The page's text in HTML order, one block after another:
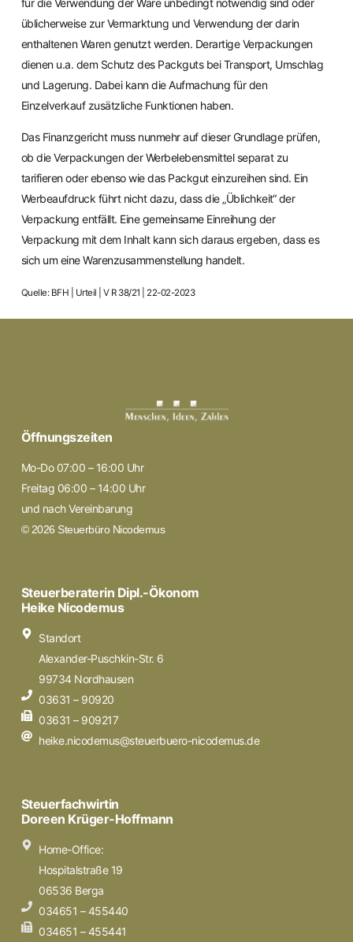
für die Verwendung der Ware unbedingt notwendig sind oder
üblicherweise zur Vermarktung und Verwendung der darin
enthaltenen Waren genutzt werden. Derartige Verpackungen
dienen u.a. dem Schutz des Packguts bei Transport, Umschlag
und Lagerung. Dabei kann die Aufmachung für den
Einzelverkauf zusätzliche Funktionen haben.
Das Finanzgericht muss nunmehr auf dieser Grundlage prüfen,
ob die Verpackungen der Werbelebensmittel separat zu
tarifieren oder ebenso wie das Packgut einzureihen sind. Ein
Werbeaufdruck führt nicht dazu, dass die „Üblichkeit“ der
Verpackung entfällt. Eine gemeinsame Einreihung der
Verpackung mit dem Inhalt kann sich daraus ergeben, dass es
sich um eine Warenzusammenstellung handelt.
Quelle: BFH | Urteil | V R 38/21 | 22-02-2023
Öffnungszeiten
Mo-Do 07:00 – 16:00 Uhr
Freitag 06:00 – 14:00 Uhr
und nach Vereinbarung
© 2026 Steuerbüro Nicodemus
Steuerberaterin Dipl.-Ökonom
Heike Nicodemus
Standort
Alexander-Puschkin-Str. 6
99734 Nordhausen
03631 – 90920
03631 – 909217
heike.nicodemus@steuerbuero-nicodemus.de
Steuerfachwirtin
Doreen Krüger-Hoffmann
Home-Office:
Hospitalstraße 19
06536 Berga
034651 – 455440
034651 – 455441